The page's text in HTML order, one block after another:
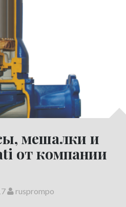
мешалки и
от компании
rusprompo